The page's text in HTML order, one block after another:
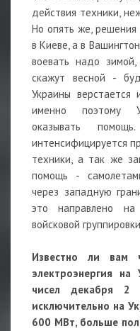
действия техники,
Но опять же,
в Киеве, а в
воевать надо
скажут весной -
Украины
именно поэтому
оказывать
интенсифицируется
техники, а так же
помощь -
через западную
это направлено на
войсковой
Известно ли вам
электроэнергия
чисел декабря 2
исключительно на
600 МВт, больше